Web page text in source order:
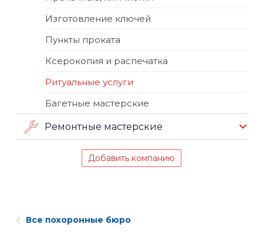
Изготовление ключей
Пункты проката
Ксерокопия и распечатка
Ритуальные услуги
Багетные мастерские
Ремонтные мастерские
Добавить компанию
Все похоронные бюро